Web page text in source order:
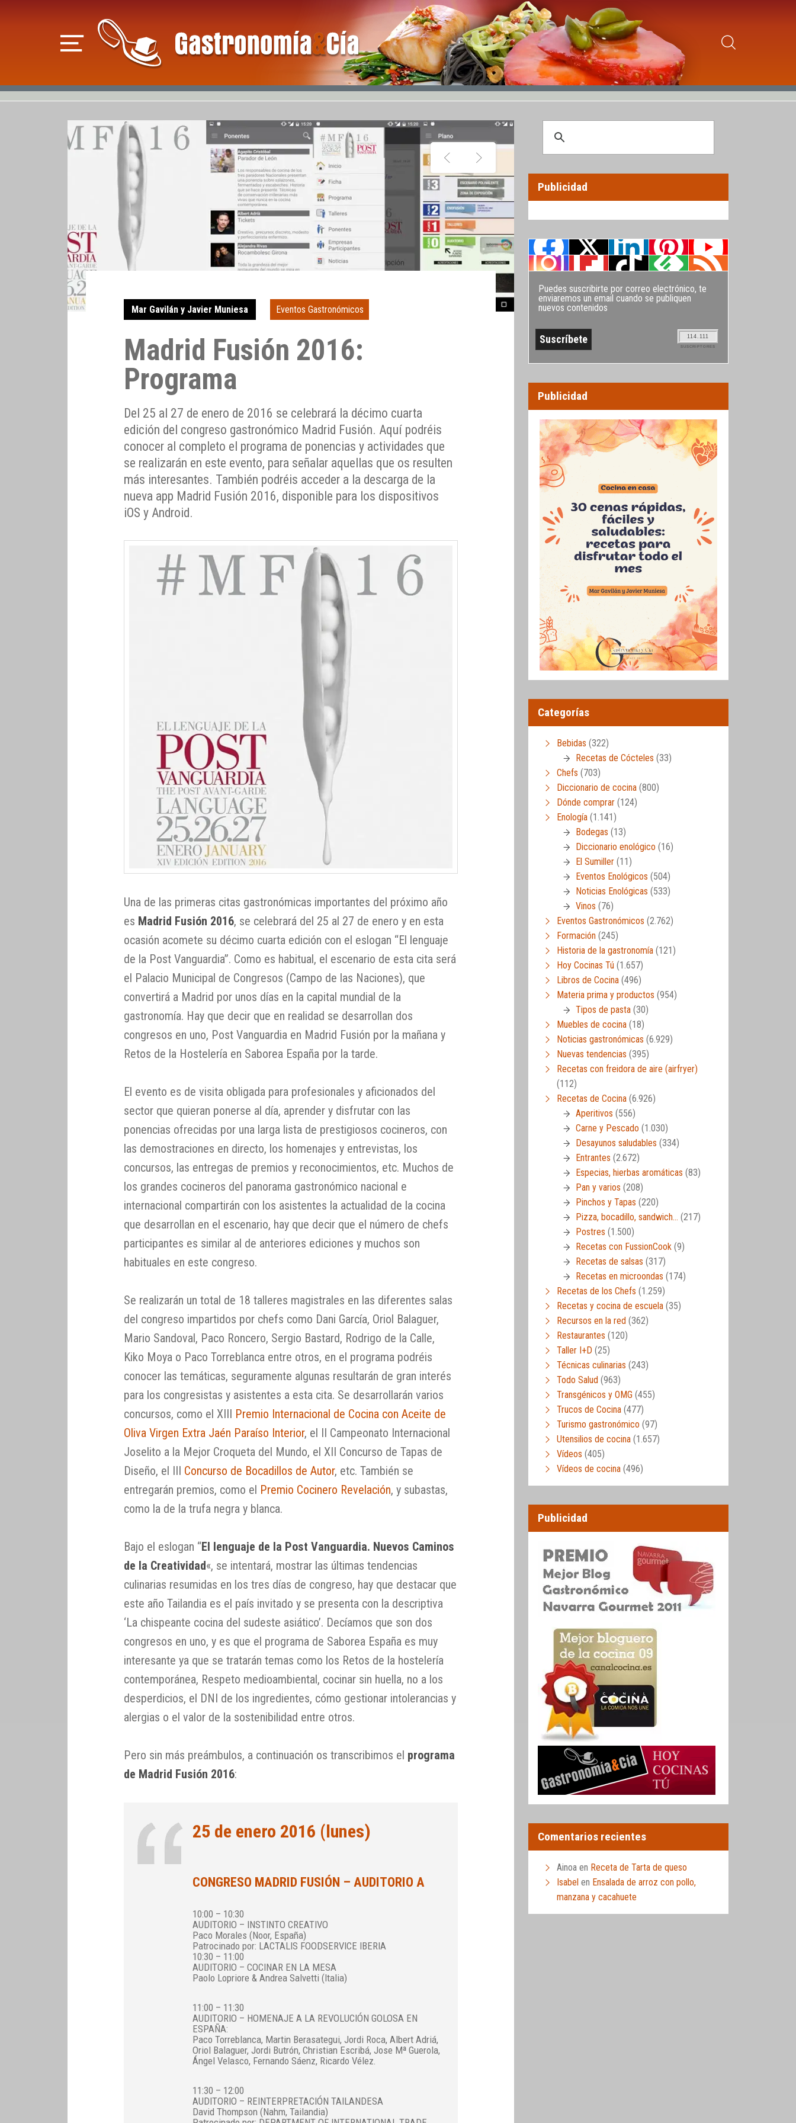
Mar Gavilán y Javier Muniesa Eventos Gastronómicos
Madrid Fusión 2016:
Programa
Del 25 al 27 de enero de 2016 se celebrará la décimo cuarta
edición del congreso gastronómico Madrid Fusión. Aquí podréis
conocer al completo el programa de ponencias y actividades que
se realizarán en este evento, para señalar aquellas que os resulten
más interesantes. También podréis acceder a la descarga de la
nueva app Madrid Fusión 2016, disponible para los dispositivos
iOS y Android.
Una de las primeras citas gastronómicas importantes del próximo año
es Madrid Fusión 2016, se celebrará del 25 al 27 de enero y en esta
ocasión acomete su décimo cuarta edición con el eslogan “El lenguaje
de la Post Vanguardia”. Como es habitual, el escenario de esta cita será
el Palacio Municipal de Congresos (Campo de las Naciones), que
convertirá a Madrid por unos días en la capital mundial de la
gastronomía. Hay que decir que en realidad se desarrollan dos
congresos en uno, Post Vanguardia en Madrid Fusión por la mañana y
Retos de la Hostelería en Saborea España por la tarde.
El evento es de visita obligada para profesionales y aficionados del
sector que quieran ponerse al día, aprender y disfrutar con las
ponencias ofrecidas por una larga lista de prestigiosos cocineros, con
las demostraciones en directo, los homenajes y entrevistas, los
concursos, las entregas de premios y reconocimientos, etc. Muchos de
los grandes cocineros del panorama gastronómico nacional e
internacional compartirán con los asistentes la actualidad de la cocina
que desarrollan en el escenario, hay que decir que el número de chefs
participantes es similar al de anteriores ediciones y muchos son
habituales en este congreso.
Se realizarán un total de 18 talleres magistrales en las diferentes salas
del congreso impartidos por chefs como Dani García, Oriol Balaguer,
Mario Sandoval, Paco Roncero, Sergio Bastard, Rodrigo de la Calle,
Kiko Moya o Paco Torreblanca entre otros, en el programa podréis
conocer las temáticas, seguramente algunas resultarán de gran interés
para los congresistas y asistentes a esta cita. Se desarrollarán varios
concursos, como el XIII
Premio Internacional de Cocina con Aceite de
Oliva Virgen Extra Jaén Paraíso Interior, el II Campeonato Internacional
Joselito a la Mejor Croqueta del Mundo, el XII Concurso de Tapas de
Diseño, el III Concurso de Bocadillos de Autor, etc. También se
entregarán premios, como el Premio Cocinero Revelación, y subastas,
como la de la trufa negra y blanca.
Bajo el eslogan “El lenguaje de la Post Vanguardia. Nuevos Caminos
de la Creatividad«, se intentará, mostrar las últimas tendencias
culinarias resumidas en los tres días de congreso, hay que destacar que
este año Tailandia es el país invitado y se presenta con la descriptiva
‘La chispeante cocina del sudeste asiático’. Decíamos que son dos
congresos en uno, y es que el programa de Saborea España es muy
interesante ya que se tratarán temas como los Retos de la hostelería
contemporánea, Respeto medioambiental, cocinar sin huella, no a los
desperdicios, el DNI de los ingredientes, cómo gestionar intolerancias y
alergias o el valor de la sostenibilidad entre otros.
Pero sin más preámbulos, a continuación os transcribimos el programa
de Madrid Fusión 2016:
25 de enero 2016 (lunes)
CONGRESO MADRID FUSIÓN – AUDITORIO A
10:00 – 10:30
AUDITORIO – INSTINTO CREATIVO
Paco Morales (Noor, España)
Patrocinado por: LACTALIS FOODSERVICE IBERIA
10:30 – 11:00
AUDITORIO – COCINAR EN LA MESA
Paolo Lopriore & Andrea Salvetti (Italia)
11:00 – 11:30
AUDITORIO – HOMENAJE A LA REVOLUCIÓN GOLOSA EN
ESPAÑA:
Paco Torreblanca, Martin Berasategui, Jordi Roca, Albert Adriá,
Oriol Balaguer, Jordi Butrón, Christian Escribá, Jose Mª Guerola,
Ángel Velasco, Fernando Sáenz, Ricardo Vélez.
11:30 – 12:00
AUDITORIO – REINTERPRETACIÓN TAILANDESA
David Thompson (Nahm, Tailandia)
Publicidad
Puedes suscribirte por correo electrónico, te
enviaremos un email cuando se publiquen
nuevos contenidos
114.111
SUSCRIPTORES
Publicidad
Categorías
Bebidas (322)
Recetas de Cócteles (33)
Chefs (703)
Diccionario de cocina (800)
Dónde comprar (124)
Enología (1.141)
Bodegas (13)
Diccionario enológico (16)
El Sumiller (11)
Eventos Enológicos (504)
Noticias Enológicas (533)
Vinos (76)
Eventos Gastronómicos (2.762)
Formación (245)
Historia de la gastronomía (121)
Hoy Cocinas Tú (1.657)
Libros de Cocina (496)
Materia prima y productos (954)
Tipos de pasta (30)
Muebles de cocina (18)
Noticias gastronómicas (6.929)
Nuevas tendencias (395)
Recetas con freidora de aire (airfryer)
(112)
Recetas de Cocina (6.926)
Aperitivos (556)
Carne y Pescado (1.030)
Desayunos saludables (334)
Entrantes (2.672)
Especias, hierbas aromáticas (83)
Pan y varios (208)
Pinchos y Tapas (220)
Pizza, bocadillo, sandwich… (217)
Postres (1.500)
Recetas con FussionCook (9)
Recetas de salsas (317)
Recetas en microondas (174)
Recetas de los Chefs (1.259)
Recetas y cocina de escuela (35)
Recursos en la red (362)
Restaurantes (120)
Taller I+D (25)
Técnicas culinarias (243)
Todo Salud (963)
Transgénicos y OMG (455)
Trucos de Cocina (477)
Turismo gastronómico (97)
Utensilios de cocina (1.657)
Vídeos (405)
Vídeos de cocina (496)
Publicidad
Comentarios recientes
Ainoa en Receta de Tarta de queso
Isabel en Ensalada de arroz con pollo,
manzana y cacahuete